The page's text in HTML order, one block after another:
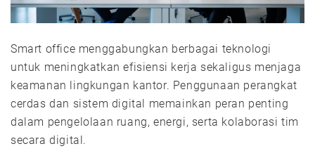
Smart office menggabungkan berbagai teknologi
untuk meningkatkan efisiensi kerja sekaligus menjaga
keamanan lingkungan kantor. Penggunaan perangkat
cerdas dan sistem digital memainkan peran penting
dalam pengelolaan ruang, energi, serta kolaborasi tim
secara digital.